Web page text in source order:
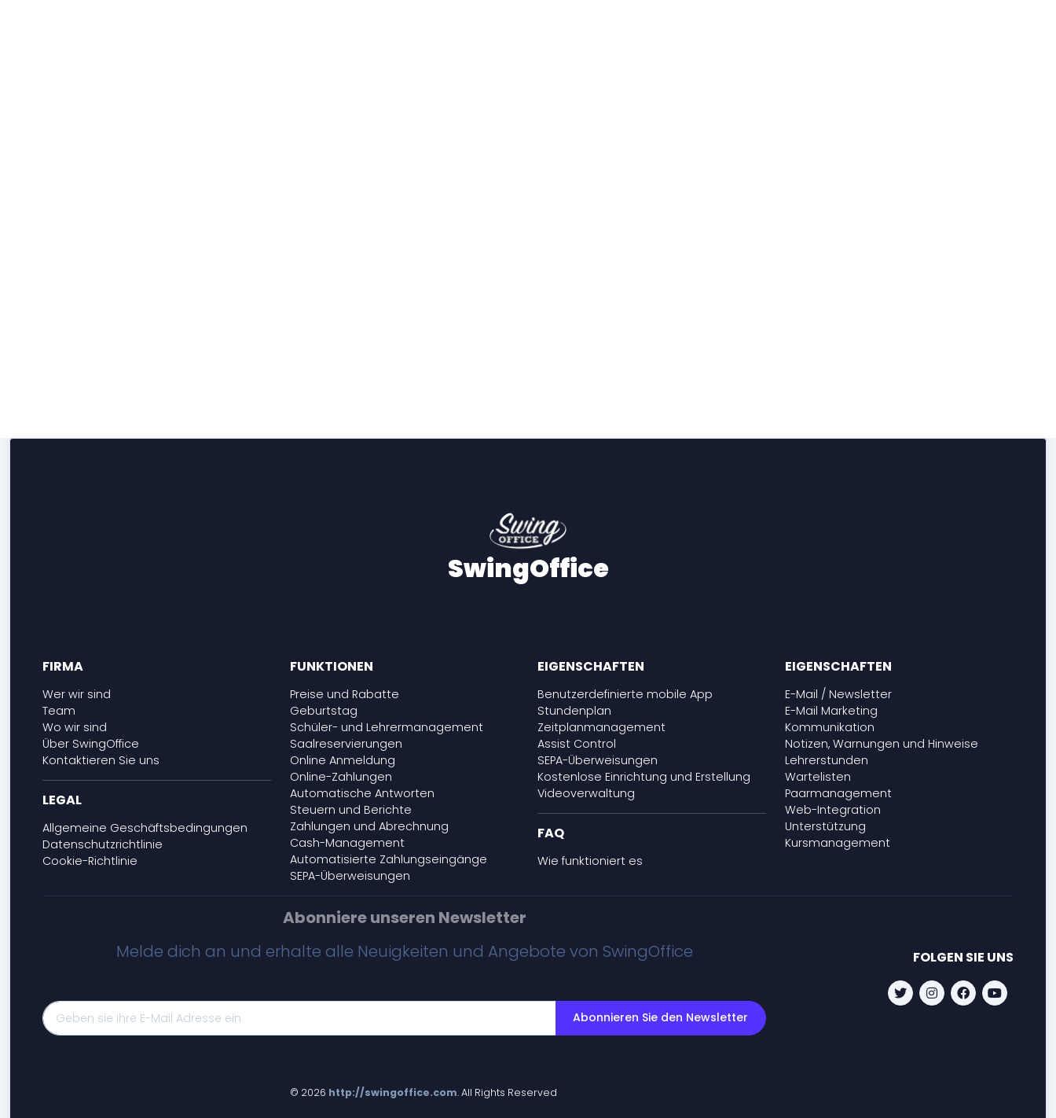
SwingOffice
FIRMA
Wer wir sind
Team
Wo wir sind
Über SwingOffice
Kontaktieren Sie uns
LEGAL
Allgemeine Geschäftsbedingungen
Datenschutzrichtlinie
Cookie-Richtlinie
FUNKTIONEN
Preise und Rabatte
Geburtstag
Schüler- und Lehrermanagement
Saalreservierungen
Online Anmeldung
Online-Zahlungen
Automatische Antworten
Steuern und Berichte
Zahlungen und Abrechnung
Cash-Management
Automatisierte Zahlungseingänge
SEPA-Überweisungen
EIGENSCHAFTEN
Benutzerdefinierte mobile App
Stundenplan
Zeitplanmanagement
Assist Control
SEPA-Überweisungen
Kostenlose Einrichtung und Erstellung
Videoverwaltung
FAQ
Wie funktioniert es
EIGENSCHAFTEN
E-Mail / Newsletter
E-Mail Marketing
Kommunikation
Notizen, Warnungen und Hinweise
Lehrerstunden
Wartelisten
Paarmanagement
Web-Integration
Unterstützung
Kursmanagement
Abonniere unseren Newsletter
Melde dich an und erhalte alle Neuigkeiten und Angebote von SwingOffice
Abonnieren Sie den Newsletter
FOLGEN SIE UNS
© 2026 http://swingoffice.com. All Rights Reserved